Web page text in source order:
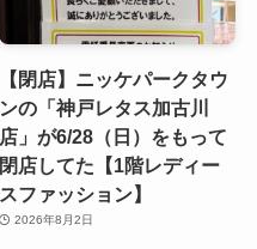
【閉店】ニッケパークタウ
ンの「神戸レタス加古川
店」が6/28（日）をもって
閉店してた【1階レディー
スファッション】
2026年8月2日